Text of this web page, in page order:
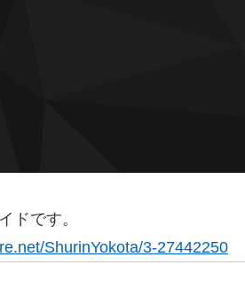
ドです。
ShurinYokota/3-27442250